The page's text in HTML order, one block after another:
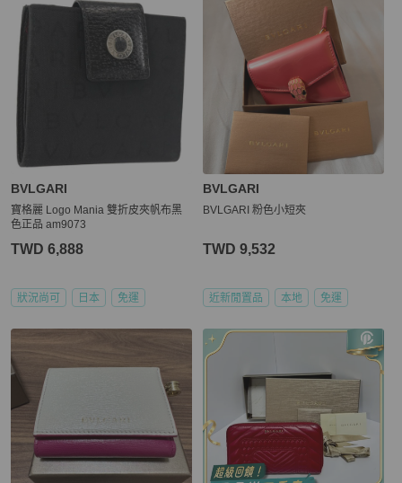
BVLGARI
寶格麗 Logo Mania 雙折皮夾帆布黑
色正品 am9073
TWD 6,888
狀況尚可 日本 免運
BVLGARI
BVLGARI 粉色小短夾
TWD 9,532
近新閒置品 本地 免運